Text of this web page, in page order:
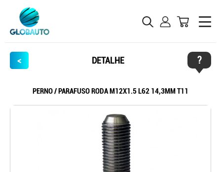
< DETALHE ?
PERNO / PARAFUSO RODA M12X1.5 L62 14,3MM T11